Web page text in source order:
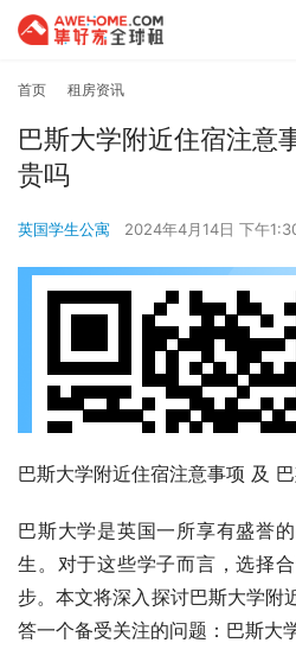
首页 租房资讯
巴斯大学附近住宿注意
贵吗
英国学生公寓 2024年4月14日 下午
巴斯大学附近住宿注意事项 及
巴斯大学是英国一所享有盛誉
生。对于这些学子而言，选择
步。本文将深入探讨巴斯大学附
答一个备受关注的问题：巴斯大